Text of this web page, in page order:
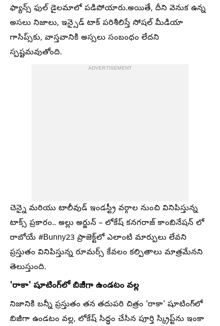
ఫ్యాన్స్ ఫుల్ డైలమాలో పడిపోయారు.అయితే, దీని వెనుక ఉన్న
అసలు నిజాలు, ఇన్సైడ్ టాక్ పరిశీలిస్తే సోషల్ మీడియా
గాసిప్స్‌కు, వాస్తవానికి అస్సలు సంబంధం లేదని
స్పష్టమవుతోంది.
ADVERTISEMENT
చెన్నై మరియు టాలీవుడ్ ఇండస్ట్రీ వర్గాల నుంచి వినిపిస్తున్న
టాక్స్ ప్రకారం.. అల్లు అర్జున్ – లోకేష్ కనగరాజ్ కాంబినేషన్ లో
రాబోయే #Bunny23 ప్రాజెక్ట్‌లో ఎలాంటి మార్పులు లేవని
ప్రస్తుతం వినిపిస్తున్న రూమర్స్ కేవలం కల్పితాలు మాత్రమేనని
తెలుస్తుంది.
'రాకా' షూటింగ్‌లో బిజీగా ఉండటం వల్ల
నిజానికి బన్నీ ప్రస్తుతం తన తదుపరి చిత్రం 'రాకా' షూటింగ్‌లో
బిజీగా ఉండటం వల్ల, లోకేష్ సిద్ధం చేసిన పూర్తి స్క్రిప్ట్‌ను ఇంకా